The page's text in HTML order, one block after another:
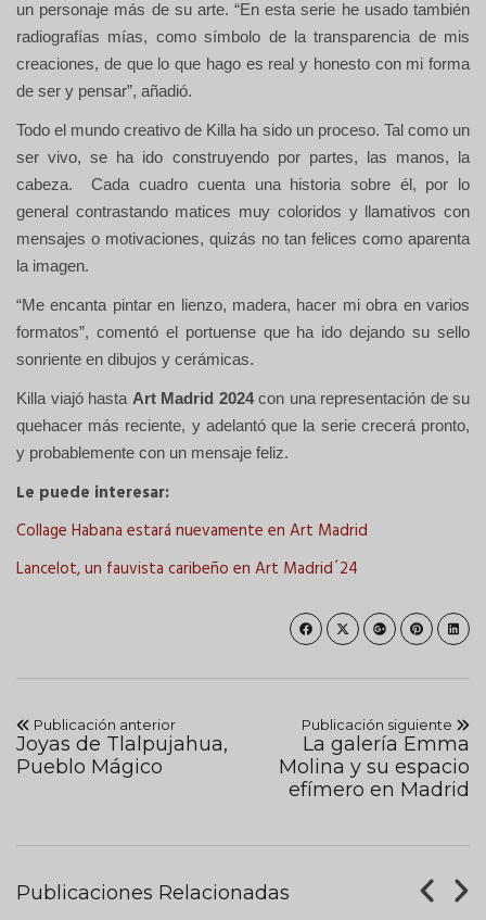
un personaje más de su arte. “En esta serie he usado también
radiografías mías, como símbolo de la transparencia de mis
creaciones, de que lo que hago es real y honesto con mi forma
de ser y pensar”, añadió.
Todo el mundo creativo de Killa ha sido un proceso. Tal como un
ser vivo, se ha ido construyendo por partes, las manos, la
cabeza. Cada cuadro cuenta una historia sobre él, por lo
general contrastando matices muy coloridos y llamativos con
mensajes o motivaciones, quizás no tan felices como aparenta
la imagen.
“Me encanta pintar en lienzo, madera, hacer mi obra en varios
formatos”, comentó el portuense que ha ido dejando su sello
sonriente en dibujos y cerámicas.
Killa viajó hasta Art Madrid 2024con una representación de su
quehacer más reciente, y adelantó que la serie crecerá pronto,
y probablemente con un mensaje feliz.
Le puede interesar:
Collage Habana estará nuevamente en Art Madrid
Lancelot, un fauvista caribeño en Art Madrid´24
Publicación anterior
Joyas de Tlalpujahua,
Pueblo Mágico
Publicación siguiente
La galería Emma
Molina y su espacio
efímero en Madrid
Publicaciones Relacionadas